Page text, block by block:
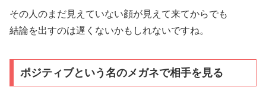
その人のまだ見えていない顔が見えて来てからでも
結論を出すのは遅くないかもしれないですね。
ポジティブという名のメガネで相手を見る